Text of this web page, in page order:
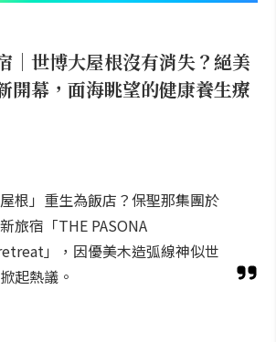
｜世博大屋根沒有消失？絕美
開幕，面海眺望的健康養生療
根」重生為飯店？保聖那集團於
旅宿「THE PASONA
」，因優美木造弧線神似世
起熱議。